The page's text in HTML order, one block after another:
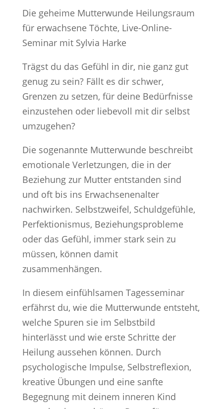
Die geheime Mutterwunde Heilungsraum
für erwachsene Töchte, Live-Online-
Seminar mit Sylvia Harke
Trägst du das Gefühl in dir, nie ganz gut
genug zu sein? Fällt es dir schwer,
Grenzen zu setzen, für deine Bedürfnisse
einzustehen oder liebevoll mit dir selbst
umzugehen?
Die sogenannte Mutterwunde beschreibt
emotionale Verletzungen, die in der
Beziehung zur Mutter entstanden sind
und oft bis ins Erwachsenenalter
nachwirken. Selbstzweifel, Schuldgefühle,
Perfektionismus, Beziehungsprobleme
oder das Gefühl, immer stark sein zu
müssen, können damit
zusammenhängen.
In diesem einfühlsamen Tagesseminar
erfährst du, wie die Mutterwunde entsteht,
welche Spuren sie im Selbstbild
hinterlässt und wie erste Schritte der
Heilung aussehen können. Durch
psychologische Impulse, Selbstreflexion,
kreative Übungen und eine sanfte
Begegnung mit deinem inneren Kind